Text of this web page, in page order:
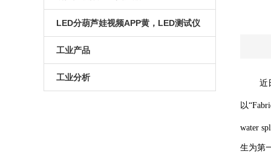
微区磁光及角分辨
原子葫芦娃污APP
门控相机/分幅相机
手动位移台
电动升降台
相机
LED分葫芦娃视频APP黄，LED测试仪
LED测试仪
工业产品
旋转滑台
工业分析
近日
以
water
生为第